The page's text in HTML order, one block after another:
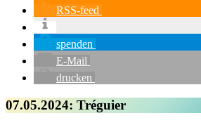
RSS-feed
spenden
E-Mail
drucken
07.05.2024: Tréguier